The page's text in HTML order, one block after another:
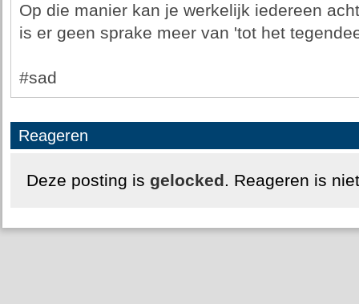
Op die manier kan je werkelijk iedereen
is er geen sprake meer van 'tot het
#sad
Reageren
Deze posting is gelocked. Reageren is